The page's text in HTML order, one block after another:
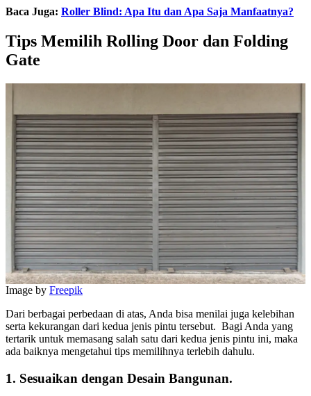
Baca Juga: Roller Blind: Apa Itu dan Apa Saja Manfaatnya?
Tips Memilih Rolling Door dan Folding
Gate
Image by Freepik
Dari berbagai perbedaan di atas, Anda bisa menilai juga kelebihan
serta kekurangan dari kedua jenis pintu tersebut. Bagi Anda yang
tertarik untuk memasang salah satu dari kedua jenis pintu ini, maka
ada baiknya mengetahui tips memilihnya terlebih dahulu.
1. Sesuaikan dengan Desain Bangunan.